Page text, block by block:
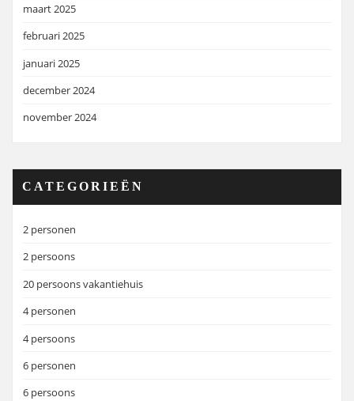
maart 2025
februari 2025
januari 2025
december 2024
november 2024
CATEGORIEËN
2 personen
2 persoons
20 persoons vakantiehuis
4 personen
4 persoons
6 personen
6 persoons